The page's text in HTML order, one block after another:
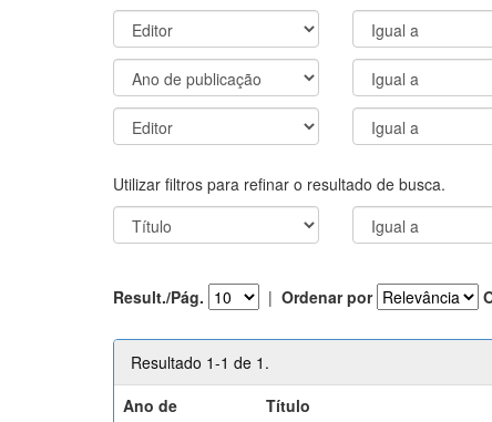
Utilizar filtros para refinar o resultado de busca.
Result./Pág. | Ordenar por
Resultado 1-1 de 1.
Ano de
Título